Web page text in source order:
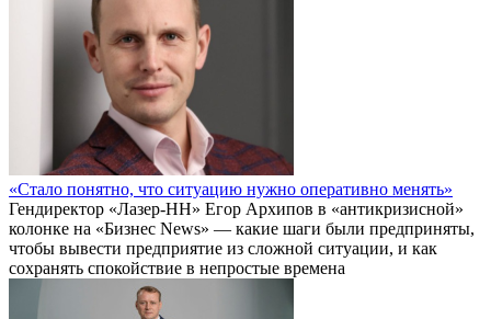
«Стало понятно, что ситуацию нужно оперативно менять»
Гендиректор «Лазер-НН» Егор Архипов в «антикризисной»
колонке на «Бизнес News» — какие шаги были предприняты,
чтобы вывести предприятие из сложной ситуации, и как
сохранять спокойствие в непростые времена